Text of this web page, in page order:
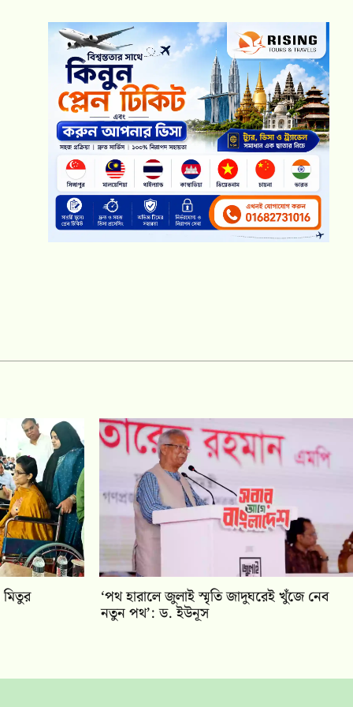
‘পথ হারালে জুলাই স্মৃতি জাদুঘরেই খুঁজে নেব
নতুন পথ’: ড. ইউনূস